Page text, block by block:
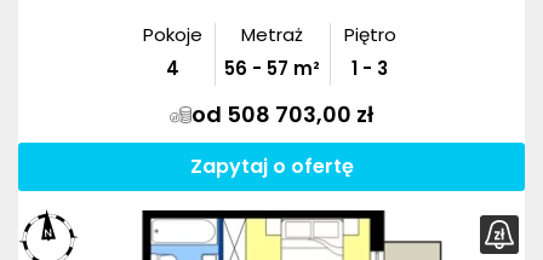
Pokoje
4
Metraż
56 - 57 m²
Piętro
1 - 3
od 508 703,00 zł
Zapytaj o ofertę